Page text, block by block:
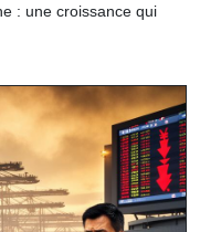
: une croissance qui